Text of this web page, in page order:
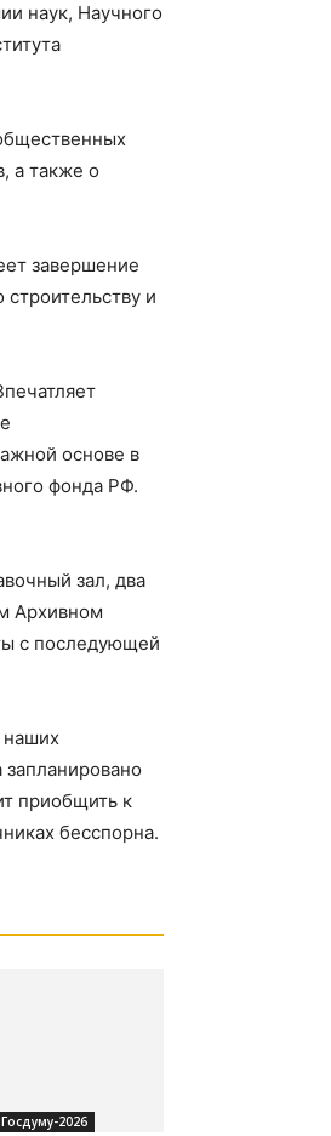
наук, Научного
а также о
завершение
и
основе в
фонда РФ.
зал, два
Архивном
с последующей
наших
приобщить к
бесспорна.
2026